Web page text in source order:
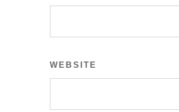
WEBSITE